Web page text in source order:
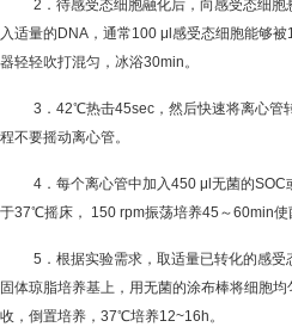
2 ．待感受态细胞融化后，向感受态细胞
入适量的 DNA ，通常100 μl 感受态细胞能够被
器轻轻吹打混匀，冰浴30min。
3 ． 42℃热击45sec ，然后快速将离心
程不要摇动离心管。
4 ．每个离心管中加入450 μl 无菌的SOC
于37℃摇床， 150 rpm振荡培养45 ～60min使
5 ．根据实验需求，取适量已转化的感
固体琼脂培养基上，用无菌的涂布棒将细胞
收，倒置培养， 37℃培养12~16h。